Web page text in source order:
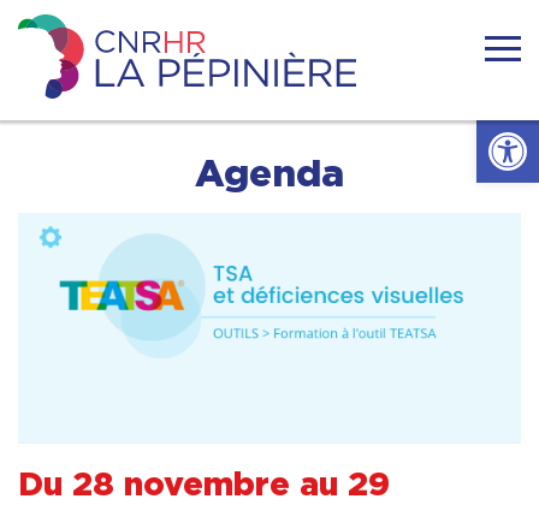
Ouvrir
to
content
Centre
national
de
Pépinière
Actualités
Nous connaitre
Se documenter
Agenda
Du 28 novembre au 29